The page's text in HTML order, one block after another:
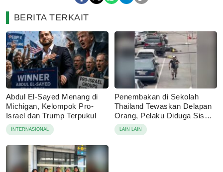
BERITA TERKAIT
Abdul El-Sayed Menang di
Michigan, Kelompok Pro-
Israel dan Trump Terpukul
INTERNASIONAL
Penembakan di Sekolah
Thailand Tewaskan Delapan
Orang, Pelaku Diduga Siswa
14 Tahun
LAIN LAIN